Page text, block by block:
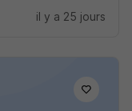
il y a 25 jours